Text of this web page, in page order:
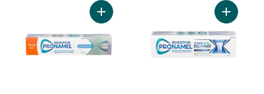
Ajouter Blanchissant Doux (Dentifrice) au
Ajouter